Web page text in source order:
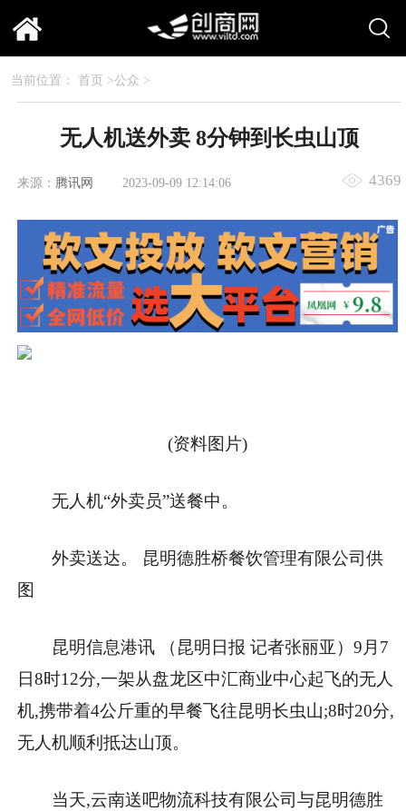
当前位置： 首页 >公众 >
无人机送外卖 8分钟到长虫山顶
来源： 腾讯网 2023-09-09 12:14:06 4369
(资料图片)
无人机“外卖员”送餐中。
外卖送达。 昆明德胜桥餐饮管理有限公司供
图
昆明信息港讯 （昆明日报 记者张丽亚）9月7
日8时12分,一架从盘龙区中汇商业中心起飞的无人
机,携带着4公斤重的早餐飞往昆明长虫山;8时20分,
无人机顺利抵达山顶。
当天,云南送吧物流科技有限公司与昆明德胜